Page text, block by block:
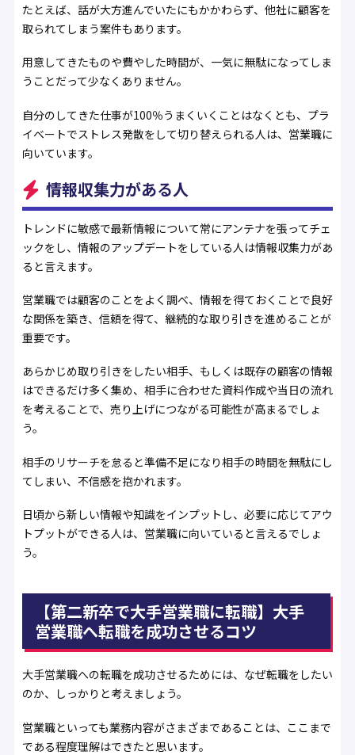
たとえば、話が大方進んでいたにもかかわらず、他社に顧客を
取られてしまう案件もあります。
用意してきたものや費やした時間が、一気に無駄になってしま
うことだって少なくありません。
自分のしてきた仕事が100％うまくいくことはなくとも、プラ
イベートでストレス発散をして切り替えられる人は、営業職に
向いています。
情報収集力がある人
トレンドに敏感で最新情報について常にアンテナを張ってチェ
ックをし、情報のアップデートをしている人は情報収集力があ
ると言えます。
営業職では顧客のことをよく調べ、情報を得ておくことで良好
な関係を築き、信頼を得て、継続的な取り引きを進めることが
重要です。
あらかじめ取り引きをしたい相手、もしくは既存の顧客の情報
はできるだけ多く集め、相手に合わせた資料作成や当日の流れ
を考えることで、売り上げにつながる可能性が高まるでしょ
う。
相手のリサーチを怠ると準備不足になり相手の時間を無駄にし
てしまい、不信感を抱かれます。
日頃から新しい情報や知識をインプットし、必要に応じてアウ
トプットができる人は、営業職に向いていると言えるでしょ
う。
【第二新卒で大手営業職に転職】大手
営業職へ転職を成功させるコツ
大手営業職への転職を成功させるためには、なぜ転職をしたい
のか、しっかりと考えましょう。
営業職といっても業務内容がさまざまであることは、ここまで
である程度理解はできたと思います。